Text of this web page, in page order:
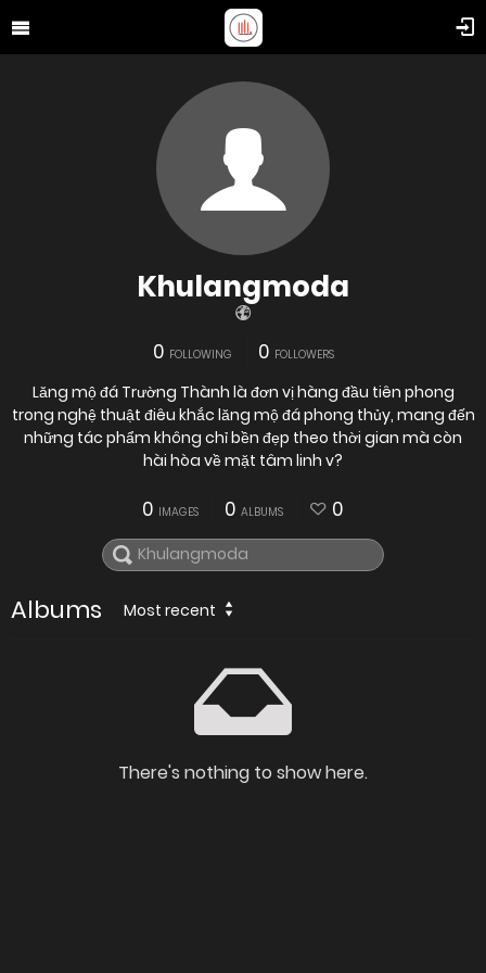
Khulangmoda
0 FOLLOWING 0 FOLLOWERS
Lăng mộ đá Trường Thành là đơn vị hàng đầu tiên phong
trong nghệ thuật điêu khắc lăng mộ đá phong thủy, mang đến
những tác phẩm không chỉ bền đẹp theo thời gian mà còn
hài hòa về mặt tâm linh v?
0 IMAGES 0 ALBUMS 0
Albums Most recent
There's nothing to show here.